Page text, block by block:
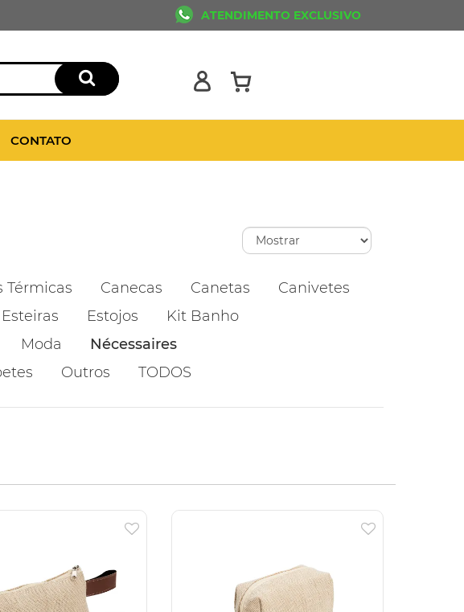
ATENDIMENTO EXCLUSIVO
CONTATO
Térmicas Canecas Canetas
Canivetes
Esteiras Estojos
Kit Banho
Moda
Nécessaires
Outros TODOS